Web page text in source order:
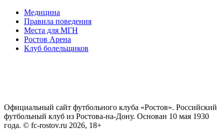
Медицина
Правила поведения
Места для МГН
Ростов Арена
Клуб болельщиков
Официальный сайт футбольного клуба «Ростов». Российский
футбольный клуб из Ростова-на-Дону. Основан 10 мая 1930
года. © fc-rostov.ru 2026, 18+